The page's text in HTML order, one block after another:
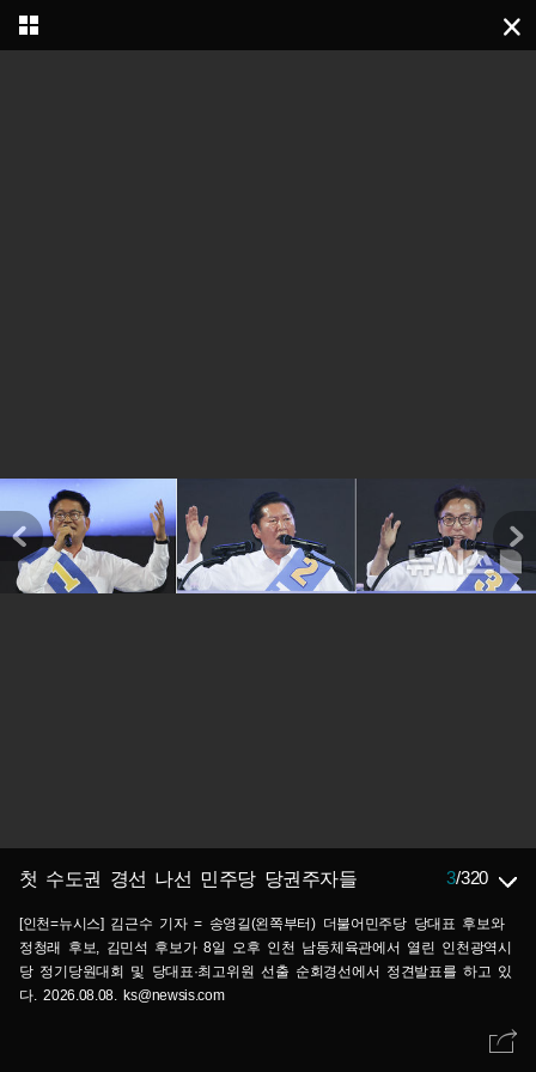
첫 수도권 경선 나선 민주당 당권주자들 3/320
[인천=뉴시스] 김근수 기자 = 송영길(왼쪽부터) 더불어민주당 당대표 후보와
정청래 후보, 김민석 후보가 8일 오후 인천 남동체육관에서 열린 인천광역시
당 정기당원대회 및 당대표·최고위원 선출 순회경선에서 정견발표를 하고 있
다. 2026.08.08. ks@newsis.com